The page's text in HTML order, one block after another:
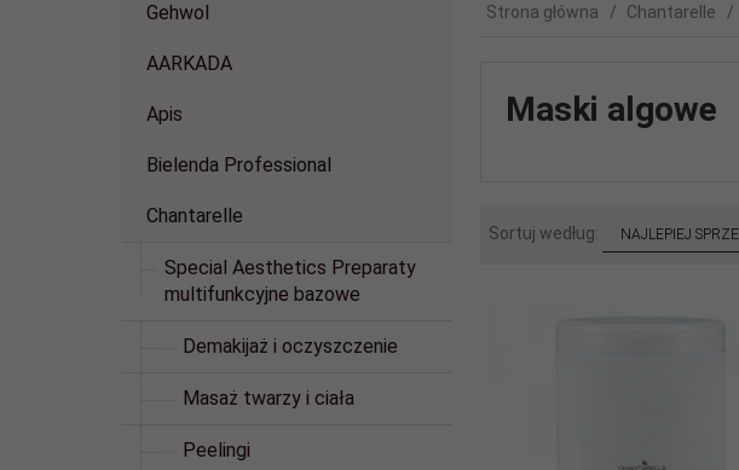
Gehwol
AARKADA
Apis
Bielenda Professional
Chantarelle
Special Aesthetics Preparaty
multifunkcyjne bazowe
Demakijaż i oczyszczenie
Masaż twarzy i ciała
Peelingi
Strona główna Chantarelle
Maski algowe
Sortuj według: sortNAJLEPIEJ